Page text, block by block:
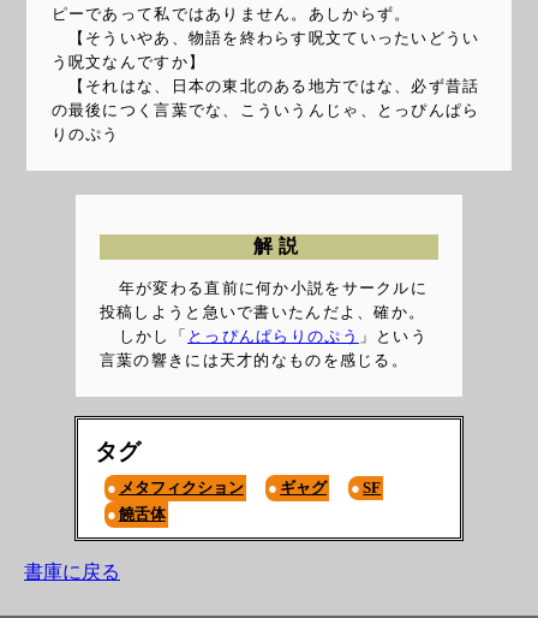
ピーであって私ではありません。あしからず。
【そういやあ、物語を終わらす呪文ていったいどうい
う呪文なんですか】
【それはな、日本の東北のある地方ではな、必ず昔話
の最後につく言葉でな、こういうんじゃ、とっぴんぱら
りのぷう
解説
年が変わる直前に何か小説をサークルに
投稿しようと急いで書いたんだよ、確か。
しかし「 とっぴんぱらりのぷう 」という
言葉の響きには天才的なものを感じる。
タグ
メタフィクション ギャグ
SF
饒舌体
書庫に戻る